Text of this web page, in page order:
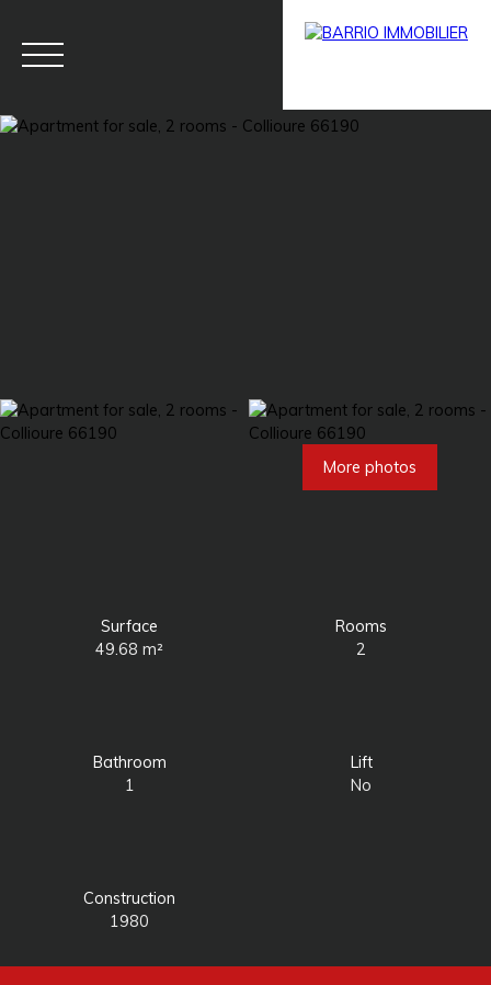
More photos
Surface
49.68m²
Rooms
2
Bathroom
1
Lift
No
Construction
1980